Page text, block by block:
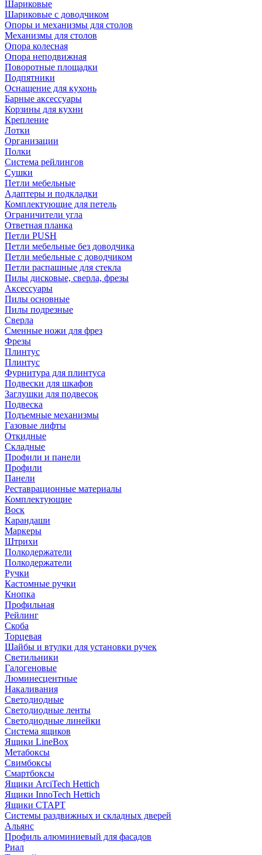
Шариковые
Шариковые с доводчиком
Опоры и механизмы для столов
Механизмы для столов
Опора колесная
Опора неподвижная
Поворотные площадки
Подпятники
Оснащение для кухонь
Барные аксессуары
Корзины для кухни
Крепление
Лотки
Организации
Полки
Система рейлингов
Сушки
Петли мебельные
Адаптеры и подкладки
Комплектующие для петель
Ограничители угла
Ответная планка
Петли PUSH
Петли мебельные без доводчика
Петли мебельные с доводчиком
Петли распашные для стекла
Пилы дисковые, сверла, фрезы
Аксессуары
Пилы основные
Пилы подрезные
Сверла
Сменные ножи для фрез
Фрезы
Плинтус
Плинтус
Фурнитура для плинтуса
Подвески для шкафов
Заглушки для подвесок
Подвеска
Подъемные механизмы
Газовые лифты
Откидные
Складные
Профили и панели
Профили
Панели
Реставрационные материалы
Комплектующие
Воск
Карандаши
Маркеры
Штрихи
Полкодержатели
Полкодержатели
Ручки
Кастомные ручки
Кнопка
Профильная
Рейлинг
Скоба
Торцевая
Шайбы и втулки для установки ручек
Светильники
Галогеновые
Люминесцентные
Накаливания
Светодиодные
Светодиодные ленты
Светодиодные линейки
Система ящиков
Ящики LineBox
Метабоксы
Свимбоксы
Смартбоксы
Ящики ArciTech Hettich
Ящики InnoTech Hettich
Ящики СТАРТ
Системы раздвижных и складных дверей
Альянс
Профиль алюминиевый для фасадов
Риал